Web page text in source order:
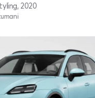
2020